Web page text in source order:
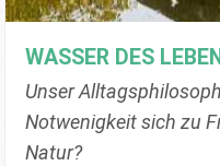
WASSER DES
Unser
Notwenigkeit sich zu
Natur?